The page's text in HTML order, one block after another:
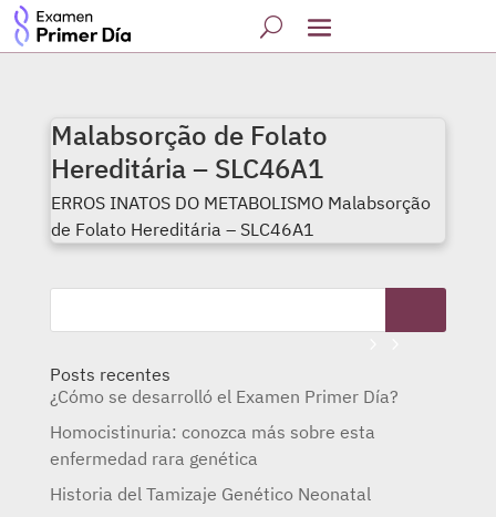
Malabsorção de Folato
Hereditária – SLC46A1
ERROS INATOS DO METABOLISMO Malabsorção
de Folato Hereditária – SLC46A1
Posts recentes
¿Cómo se desarrolló el Examen Primer Día?
Homocistinuria: conozca más sobre esta
enfermedad rara genética
Historia del Tamizaje Genético Neonatal